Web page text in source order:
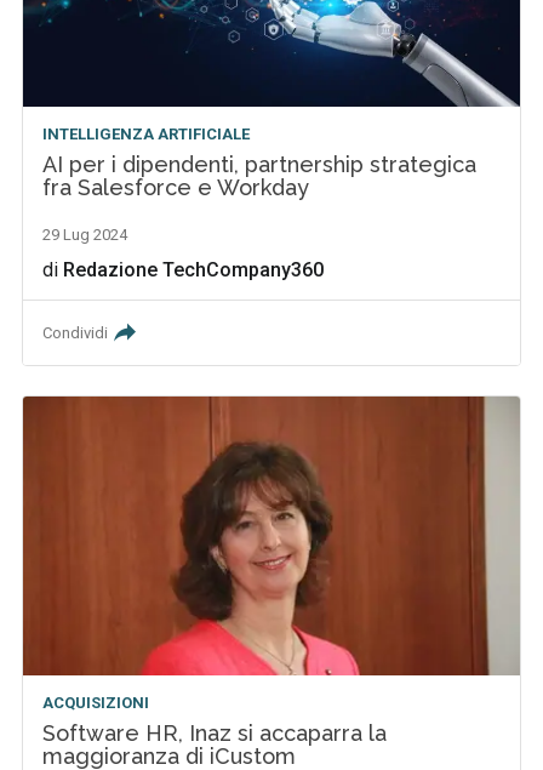
INTELLIGENZA ARTIFICIALE
AI per i dipendenti, partnership strategica
fra Salesforce e Workday
29 Lug 2024
di Redazione TechCompany360
Condividi
ACQUISIZIONI
Software HR, Inaz si accaparra la
maggioranza di iCustom